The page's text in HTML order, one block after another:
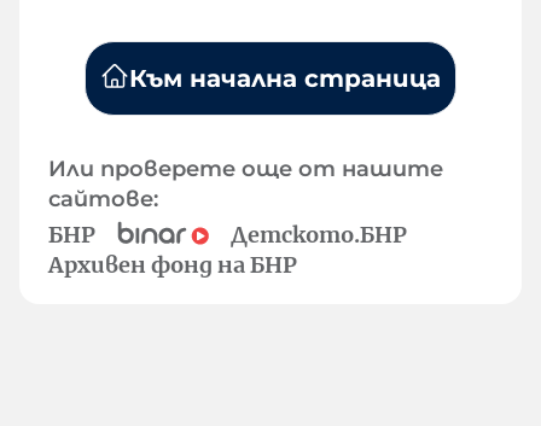
Към начална страница
Или проверете още от нашите
сайтове:
БНР
Детското.БНР
Архивен фонд на БНР